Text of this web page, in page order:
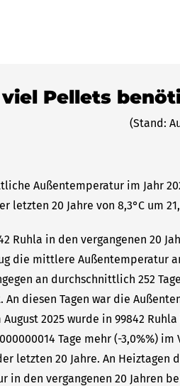
Pellets
(Stand:
Außentemperatur im Jahr
20 Jahre von 8,3°C um
Ruhla in den vergangenen 20
die mittlere Außentemperatur
an durchschnittlich 252
An diesen Tagen war die
2025 wurde in 99842
Tage mehr (-3,0%%) im
letzten 20 Jahre. An Heiztagen
den vergangenen 20 Jahren